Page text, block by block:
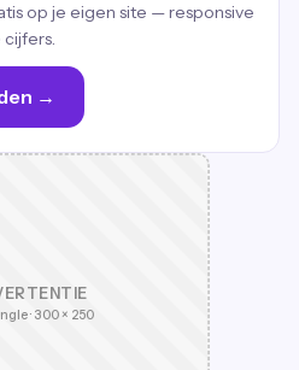
op je eigen site — responsive
→
· 300 × 250